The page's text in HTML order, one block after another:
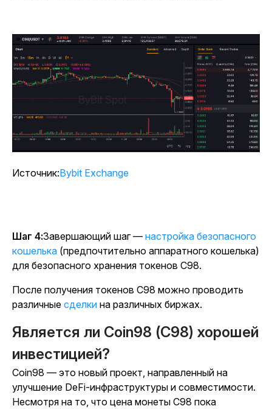
Источник:Bybit Exchange
Шаг 4:Завершающий шаг — настройка безопасного
кошелька (предпочтительно аппаратного кошелька)
для безопасного хранения токенов C98.
После получения токенов C98 можно проводить
различные сделки на различных биржах.
Является ли Coin98 (C98) хорошей
инвестицией?
Coin98 — это новый проект, направленный на
улучшение DeFi-инфраструктуры и совместимости.
Несмотря на то, что цена монеты C98 пока